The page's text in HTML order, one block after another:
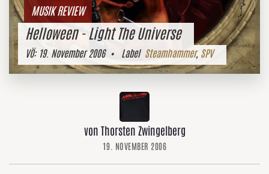
MUSIK REVIEW
Helloween - Light The Universe
VÖ:19. November 2006• Label Steamhammer, SPV
von Thorsten Zwingelberg
19. NOVEMBER 2006